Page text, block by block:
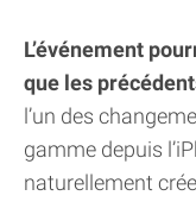
L’événement
que les
l’un des
gamme depuis
naturellement